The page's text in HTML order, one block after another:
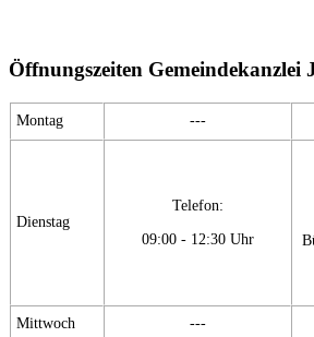
Öffnungszeiten Gemeindekanzlei
Montag ---
Dienstag
Telefon:
09:00 - 12:30 Uhr
Mittwoch ---